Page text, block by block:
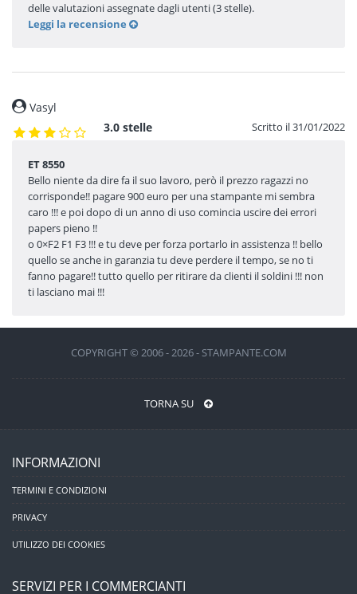
delle valutazioni assegnate dagli utenti (3 stelle).
Leggi la recensione
Vasyl
3.0 stelle
Scritto il 31/01/2022
ET 8550
Bello niente da dire fa il suo lavoro, però il prezzo ragazzi no
corrisponde!! pagare 900 euro per una stampante mi sembra
caro !!! e poi dopo di un anno di uso comincia uscire dei errori
papers pieno !!
o 0×F2 F1 F3 !!! e tu deve per forza portarlo in assistenza !! bello
quello se anche in garanzia tu deve perdere il tempo, se no ti
fanno pagare!! tutto quello per ritirare da clienti il soldini !!! non
ti lasciano mai !!!
COPYRIGHT © 2006 - 2026 - STAMPANTE.COM
TORNA SU
INFORMAZIONI
TERMINI E CONDIZIONI
PRIVACY
UTILIZZO DEI COOKIES
SERVIZI PER I COMMERCIANTI